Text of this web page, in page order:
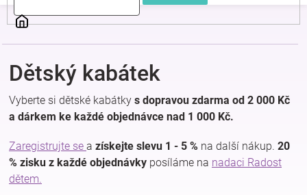
a
kojenecké
oblečení
Pokojíček
a
kojenecká
Dětský kabátek
Vyberte si dětské kabátky s dopravou zdarma od 2 000 Kč
a dárkem ke každé objednávce nad 1 000 Kč.
Zaregistrujte se a získejte slevu 1 - 5 % na další nákup. 20
% zisku z každé objednávky posíláme na nadaci Radost
dětem.